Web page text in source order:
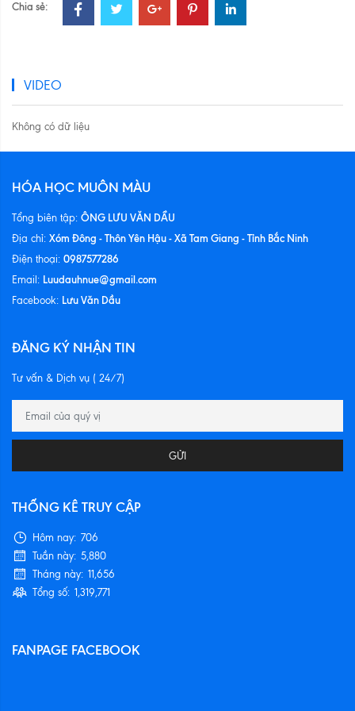
Chia sẻ:
VIDEO
Không có dữ liệu
HÓA HỌC MUÔN MÀU
Tổng biên tập: ÔNG LƯU VĂN DẦU
Địa chỉ: Xóm Đông - Thôn Yên Hậu - Xã Tam Giang - Tỉnh Bắc Ninh
Điện thoại: 0987577286
Email: Luudauhnue@gmail.com
Facebook: Lưu Văn Dầu
ĐĂNG KÝ NHẬN TIN
Tư vấn & Dịch vụ ( 24/7)
GỬI
THỐNG KÊ TRUY CẬP
Hôm nay: 706
Tuần này: 5,880
Tháng này: 11,656
Tổng số: 1,319,771
FANPAGE FACEBOOK